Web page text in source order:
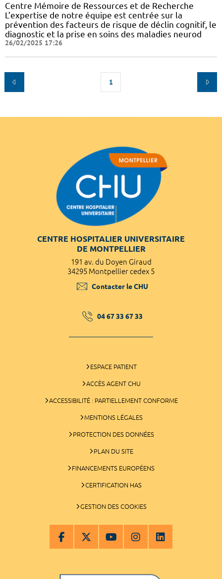
Centre Mémoire de Ressources et de Recherche
L’expertise de notre équipe est centrée sur la
prévention des facteurs de risque de déclin cognitif, le
diagnostic et la prise en soins des maladies neurod
26/02/2025 17:26
1
CENTRE HOSPITALIER UNIVERSITAIRE
DE MONTPELLIER
191 av. du Doyen Giraud
34295 Montpellier cedex 5
Contacter le CHU
04 67 33 67 33
ESPACE PATIENT
ACCÈS AGENT CHU
ACCESSIBILITÉ : PARTIELLEMENT CONFORME
MENTIONS LÉGALES
PROTECTION DES DONNÉES
PLAN DU SITE
FINANCEMENTS EUROPÉENS
CERTIFICATION HAS
GESTION DES COOKIES